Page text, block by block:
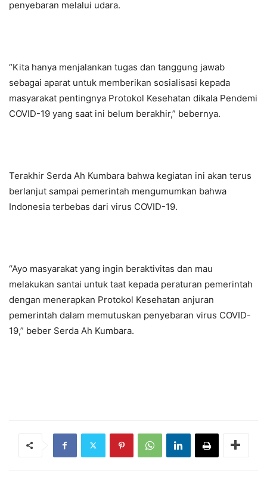
penyebaran melalui udara.
“Kita hanya menjalankan tugas dan tanggung jawab
sebagai aparat untuk memberikan sosialisasi kepada
masyarakat pentingnya Protokol Kesehatan dikala Pendemi
COVID-19 yang saat ini belum berakhir,” bebernya.
Terakhir Serda Ah Kumbara bahwa kegiatan ini akan terus
berlanjut sampai pemerintah mengumumkan bahwa
Indonesia terbebas dari virus COVID-19.
“Ayo masyarakat yang ingin beraktivitas dan mau
melakukan santai untuk taat kepada peraturan pemerintah
dengan menerapkan Protokol Kesehatan anjuran
pemerintah dalam memutuskan penyebaran virus COVID-
19,” beber Serda Ah Kumbara.